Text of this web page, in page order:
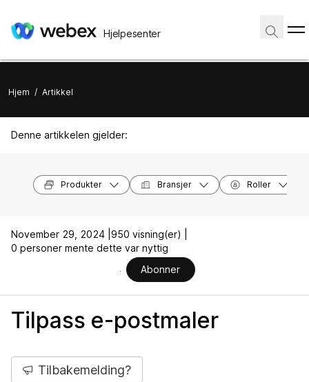
Hjelpesenter
Hjem / Artikkel
Denne artikkelen gjelder:
Produkter Bransjer Roller
November 29, 2024 | 950 visning(er) |
0 personer mente dette var nyttig
Abonner
Tilpass e-postmaler
Tilbakemelding?